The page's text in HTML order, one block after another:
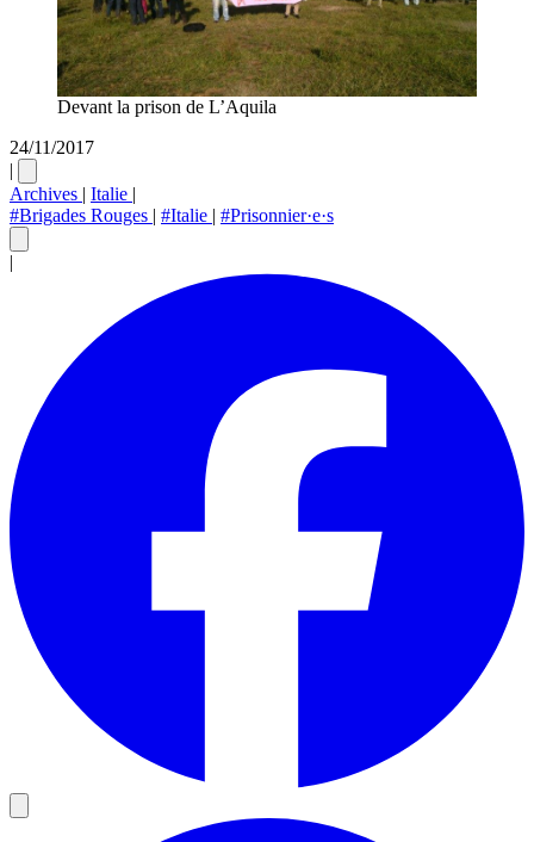
Devant la prison de L’Aquila
24/11/2017
|
Archives | Italie |
#Brigades Rouges | #Italie | #Prisonnier·e·s
|